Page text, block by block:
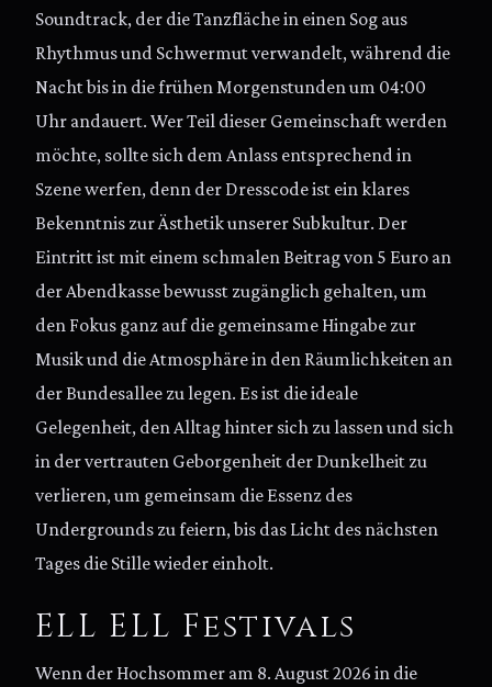
Soundtrack, der die Tanzfläche in einen Sog aus
Rhythmus und Schwermut verwandelt, während die
Nacht bis in die frühen Morgenstunden um 04:00
Uhr andauert. Wer Teil dieser Gemeinschaft werden
möchte, sollte sich dem Anlass entsprechend in
Szene werfen, denn der Dresscode ist ein klares
Bekenntnis zur Ästhetik unserer Subkultur. Der
Eintritt ist mit einem schmalen Beitrag von 5 Euro an
der Abendkasse bewusst zugänglich gehalten, um
den Fokus ganz auf die gemeinsame Hingabe zur
Musik und die Atmosphäre in den Räumlichkeiten an
der Bundesallee zu legen. Es ist die ideale
Gelegenheit, den Alltag hinter sich zu lassen und sich
in der vertrauten Geborgenheit der Dunkelheit zu
verlieren, um gemeinsam die Essenz des
Undergrounds zu feiern, bis das Licht des nächsten
Tages die Stille wieder einholt.
ELL ELL Festivals
Wenn der Hochsommer am 8. August 2026 in die